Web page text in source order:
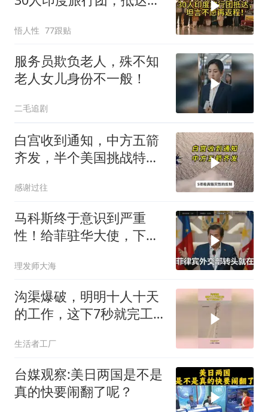
悟人性 77跟贴
服务员欺负老人，殊不知
老人女儿身份不一般！
二毛追剧
白宫收到通知，中方五箭
齐发，半个美国挑战特朗
感谢过往
马科斯终于意识到严重
性！给菲驻华大使，下达
理发师大海
沟渠爆破，明明十人十天
的工作，这下7秒就完工
生活者工厂
台媒观察:美日两国是不是
真的快要闹翻了呢？